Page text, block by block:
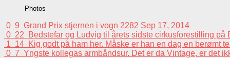
Photos
0 9 Grand Prix stjernen i vogn 2282 Sep 17, 2014
0 22
Bedstefar og Ludvig til årets sidste cirkusforestilling
1 14 Kig godt på ham her. Måske er han en dag en berømt
0 7 Yngste kollegas armbåndsur. Det er da Vintage, er det